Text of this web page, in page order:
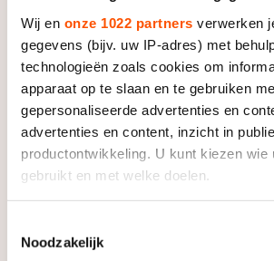
Wij en onze 1022 partners verwerken
gegevens (bijv. uw IP-adres) met
technologieën zoals cookies om
apparaat op te slaan en te gebruiken
gepersonaliseerde advertenties en
advertenties en content, inzicht in
productontwikkeling. U kunt kiezen wie
gebruikt en met welke doelen.
Informatie verzamelen over uw
Noodzakelijk
Bowe was ervan overtuigd dat ook
wereldrecord mogelijk moest zijn.
Iedereen reed zo hard”, zegt ze. “Ik
perfect rit moest rijden.”
Dat lukte. Met 1.51,59 reed ze het
record van Cindy Klassen uit de
fenomenale race benadrukt Bowe
de Canadese heeft opgekeken.